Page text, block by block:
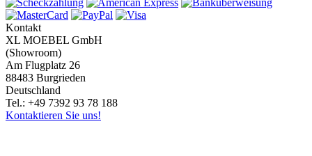
Kontakt
XL MOEBEL GmbH
(Showroom)
Am Flugplatz 26
88483 Burgrieden
Deutschland
Tel.: +49 7392 93 78 188
Kontaktieren Sie uns!